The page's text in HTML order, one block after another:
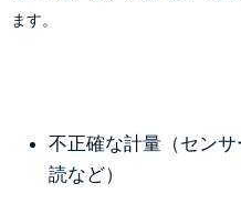
ます。
不正確な計量（セン
読など）